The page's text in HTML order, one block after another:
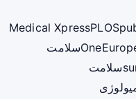
Medical XpressPLOS
Oneسلامت
سلامت